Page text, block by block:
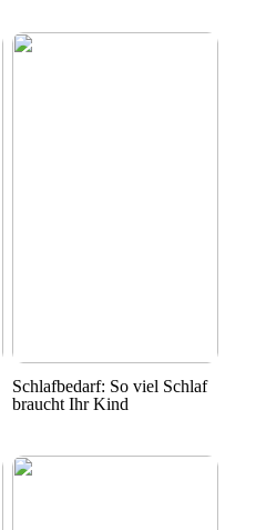
Schlafbedarf: So viel Schlaf
braucht Ihr Kind